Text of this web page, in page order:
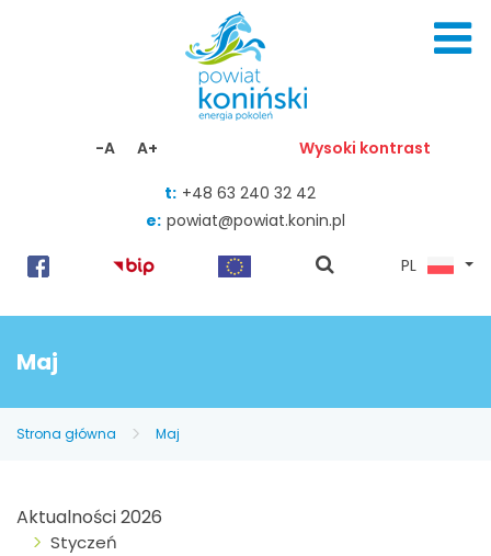
-A A+ Wysoki kontrast
t: +48 63 240 32 42
e: powiat@powiat.konin.pl
pokaż
PL
Maj
Strona główna Maj
Aktualności 2026
Styczeń